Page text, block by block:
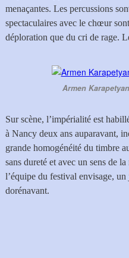
menaçantes. Les percussions
spectaculaires avec le chœur
déploration que du cri de rage.
Armen
Sur scène, l’impérialité est
à Nancy deux ans auparavant,
grande homogénéité du timbre
sans dureté et avec un sens de
l’équipe du festival envisage, un
dorénavant.